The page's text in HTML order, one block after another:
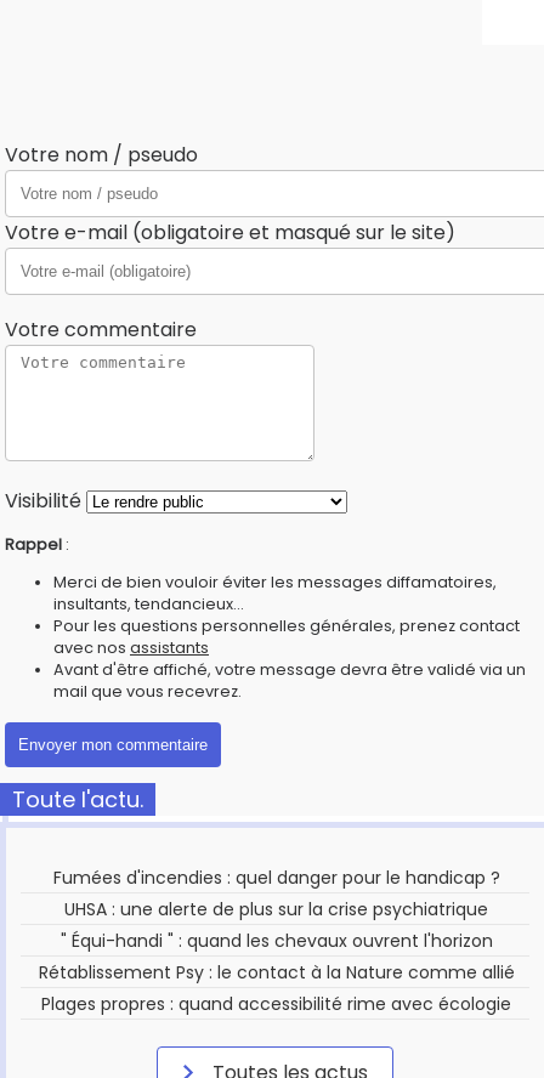
Votre nom / pseudo
Votre e-mail (obligatoire et masqué sur le site)
Votre commentaire
Visibilité
Rappel :
Merci de bien vouloir éviter les messages diffamatoires,
insultants, tendancieux...
Pour les questions personnelles générales, prenez contact
avec nos assistants
Avant d'être affiché, votre message devra être validé via un
mail que vous recevrez.
Toute l'actu.
Fumées d'incendies : quel danger pour le handicap ?
UHSA : une alerte de plus sur la crise psychiatrique
" Équi-handi " : quand les chevaux ouvrent l'horizon
Rétablissement Psy : le contact à la Nature comme allié
Plages propres : quand accessibilité rime avec écologie
Toutes les actus